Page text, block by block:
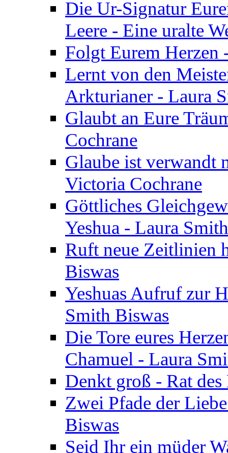
Die Ur-Signatur
Leere - Eine uralte
Folgt Eurem
Lernt von den
Arkturianer - Laura
Glaubt an Eure
Cochrane
Glaube ist verwandt
Victoria Cochrane
Göttliches
Yeshua - Laura
Ruft neue Zeitlinien
Biswas
Yeshuas Aufruf zur
Smith Biswas
Die Tore eures
Chamuel - Laura
Denkt groß - Rat
Zwei Pfade der
Biswas
Seid Ihr ein müder